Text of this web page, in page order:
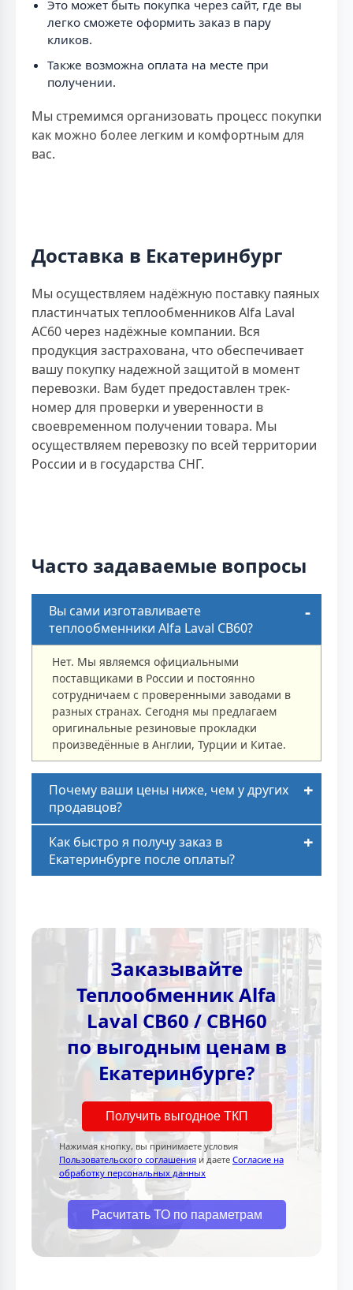
Это может быть покупка через сайт, где вы
легко сможете оформить заказ в пару
кликов.
Также возможна оплата на месте при
получении.
Мы стремимся организовать процесс покупки
как можно более легким и комфортным для
вас.
Доставка в Екатеринбург
Мы осуществляем надёжную поставку паяных
пластинчатых теплообменников Alfa Laval
AC60 через надёжные компании. Вся
продукция застрахована, что обеспечивает
вашу покупку надежной защитой в момент
перевозки. Вам будет предоставлен трек-
номер для проверки и уверенности в
своевременном получении товара. Мы
осуществляем перевозку по всей территории
России и в государства СНГ.
Часто задаваемые вопросы
Вы сами изготавливаете
теплообменники Alfa Laval CB60?
Нет. Мы являемся официальными
поставщиками в России и постоянно
сотрудничаем с проверенными заводами в
разных странах. Сегодня мы предлагаем
оригинальные резиновые прокладки
произведённые в Англии, Турции и Китае.
Почему ваши цены ниже, чем у других
продавцов?
Как быстро я получу заказ в
Екатеринбурге после оплаты?
Заказывайте
Теплообменник Alfa
Laval CB60 / CBH60
по выгодным ценам в
Екатеринбурге?
Получить выгодное ТКП
Нажимая кнопку, вы принимаете условия
Пользовательского соглашения и даете Согласие на
обработку персональных данных
Расчитать ТО по параметрам